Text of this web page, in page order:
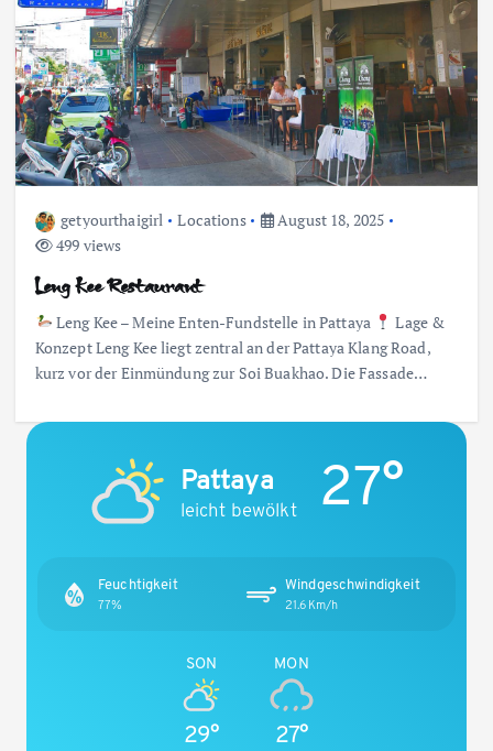
getyourthaigirl Locations
August 18, 2025
499 views
Leng Kee Restaurant
Leng Kee – Meine Enten-Fundstelle in Pattaya
Lage &
Konzept Leng Kee liegt zentral an der Pattaya Klang Road,
kurz vor der Einmündung zur Soi Buakhao. Die Fassade…
Pattaya
leicht bewölkt 27°
Feuchtigkeit
77%
Windgeschwindigkeit
21.6Km/h
SON
29°
MON
27°